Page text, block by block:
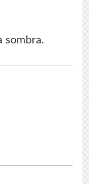
sombra.